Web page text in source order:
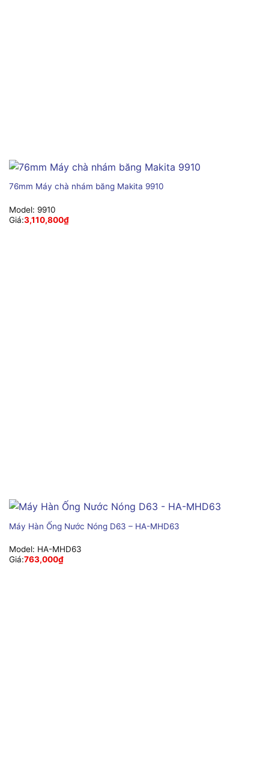
76mm Máy chà nhám băng Makita 9910
Model: 9910
Giá:3,110,800₫
Máy Hàn Ống Nước Nóng D63 – HA-MHD63
Model: HA-MHD63
Giá:763,000₫